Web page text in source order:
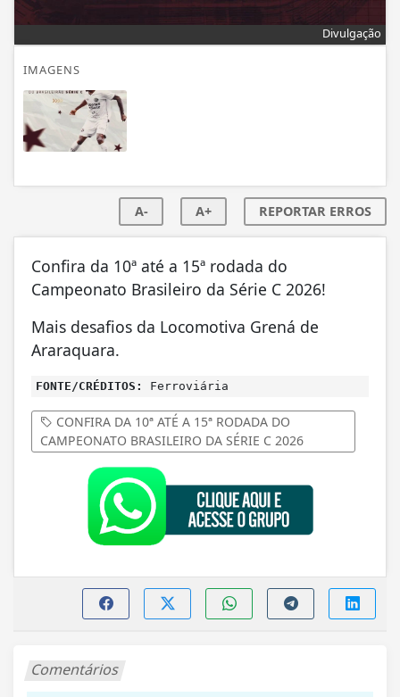
Divulgação
IMAGENS
A- A+ REPORTAR ERROS
Confira da 10ª até a 15ª rodada do
Campeonato Brasileiro da Série C 2026!
Mais desafios da Locomotiva Grená de
Araraquara.
FONTE/CRÉDITOS: Ferroviária
CONFIRA DA 10ª ATÉ A 15ª RODADA DO
CAMPEONATO BRASILEIRO DA SÉRIE C 2026
Comentários